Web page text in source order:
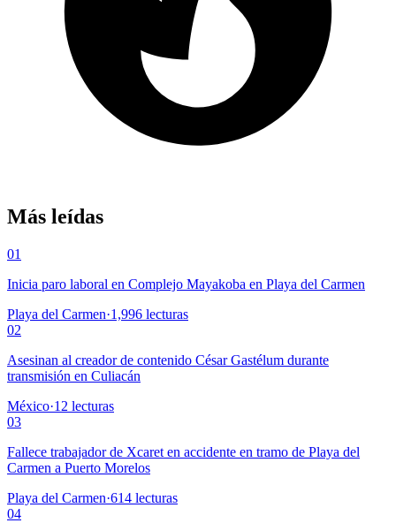
Más leídas
01
Inicia paro laboral en Complejo Mayakoba en Playa del Carmen
Playa del Carmen·1,996 lecturas
02
Asesinan al creador de contenido César Gastélum durante
transmisión en Culiacán
México·12 lecturas
03
Fallece trabajador de Xcaret en accidente en tramo de Playa del
Carmen a Puerto Morelos
Playa del Carmen·614 lecturas
04